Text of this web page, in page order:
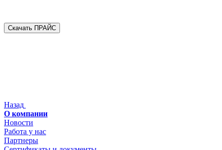
Скачать ПРАЙС
Назад
О компании
Новости
Работа у нас
Партнеры